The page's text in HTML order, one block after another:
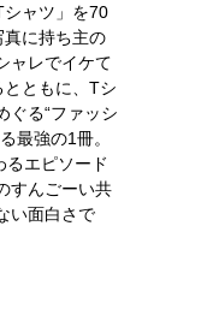
シャツ」を70
に持ち主の
ャレでイケて
ともに、Tシ
ぐる“ファッシ
最強の1冊。
るエピソード
すんごーい共
い面白さで